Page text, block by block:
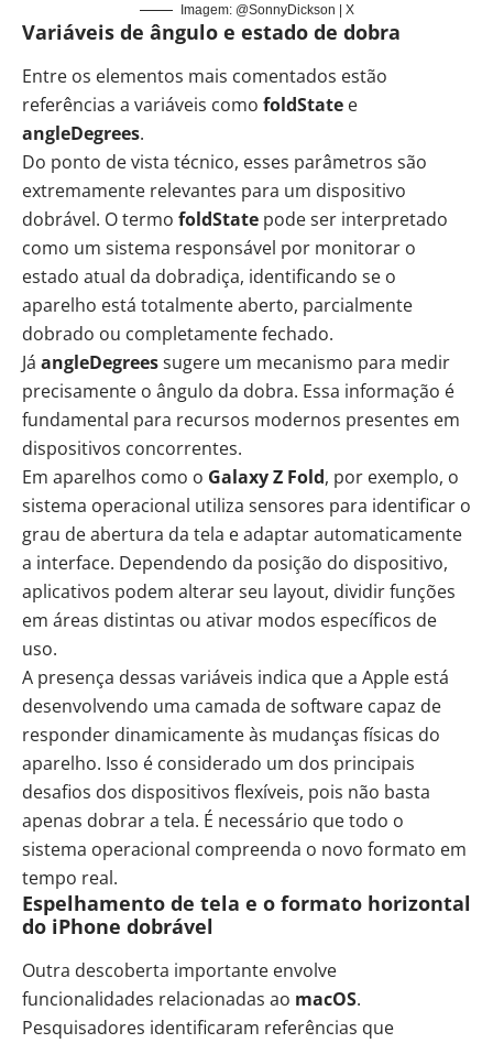
Imagem: @SonnyDickson | X
Variáveis de ângulo e estado de dobra
Entre os elementos mais comentados estão
referências a variáveis como foldState e
angleDegrees.
Do ponto de vista técnico, esses parâmetros são
extremamente relevantes para um dispositivo
dobrável. O termo foldState pode ser interpretado
como um sistema responsável por monitorar o
estado atual da dobradiça, identificando se o
aparelho está totalmente aberto, parcialmente
dobrado ou completamente fechado.
Já angleDegreessugere um mecanismo para medir
precisamente o ângulo da dobra. Essa informação é
fundamental para recursos modernos presentes em
dispositivos concorrentes.
Em aparelhos como o Galaxy Z Fold, por exemplo, o
sistema operacional utiliza sensores para identificar o
grau de abertura da tela e adaptar automaticamente
a interface. Dependendo da posição do dispositivo,
aplicativos podem alterar seu layout, dividir funções
em áreas distintas ou ativar modos específicos de
uso.
A presença dessas variáveis indica que a Apple está
desenvolvendo uma camada de software capaz de
responder dinamicamente às mudanças físicas do
aparelho. Isso é considerado um dos principais
desafios dos dispositivos flexíveis, pois não basta
apenas dobrar a tela. É necessário que todo o
sistema operacional compreenda o novo formato em
tempo real.
Espelhamento de tela e o formato horizontal
do iPhone dobrável
Outra descoberta importante envolve
funcionalidades relacionadas ao macOS.
Pesquisadores identificaram referências que